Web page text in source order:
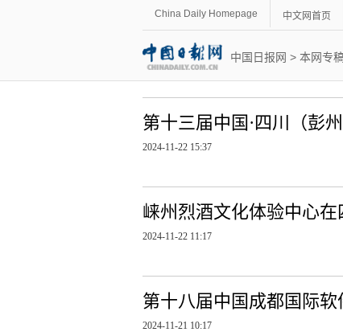
China Daily Homepage 中文网首页
中国日报网 > 本网专
第十三届中国·四川（彭
2024-11-22 15:37
崃州烈酒文化体验中心在
2024-11-22 11:17
第十八届中国成都国际
2024-11-21 10:17